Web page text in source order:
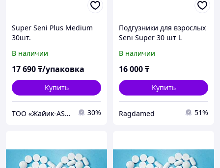
Super Seni Plus Medium
30шт.
В наличии
17 690₸/упаковка
Купить
ТОО «Жайик-AS» Аптек А+ 30%
Подгузники для взрослых
Seni Super 30 шт L
В наличии
16 000₸
Купить
Ragdamed 51%